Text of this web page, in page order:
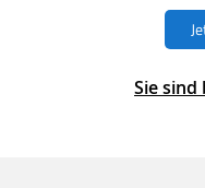
Sie